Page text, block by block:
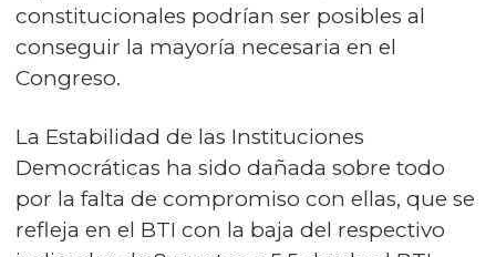
constitucionales podrían ser posibles al
conseguir la mayoría necesaria en el
Congreso.
La Estabilidad de las Instituciones
Democráticas ha sido dañada sobre todo
por la falta de compromiso con ellas, que se
refleja en el BTI con la baja del respectivo